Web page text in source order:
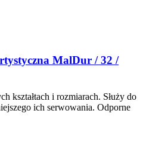
MalDur / 32 /
kształtach i rozmiarach. Służy do
ich serwowania. Odporne